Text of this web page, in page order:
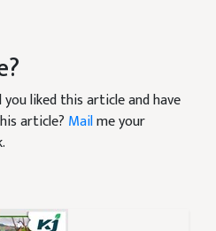
you liked this article and have
article? Mailme your